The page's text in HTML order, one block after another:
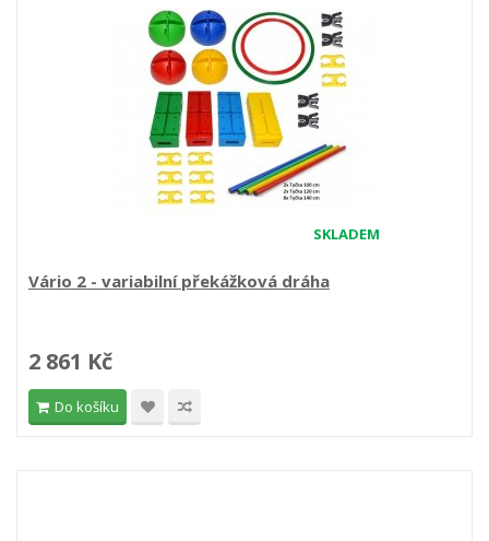
SKLADEM
Vário 2 - variabilní překážková dráha
2 861 Kč
Do košíku